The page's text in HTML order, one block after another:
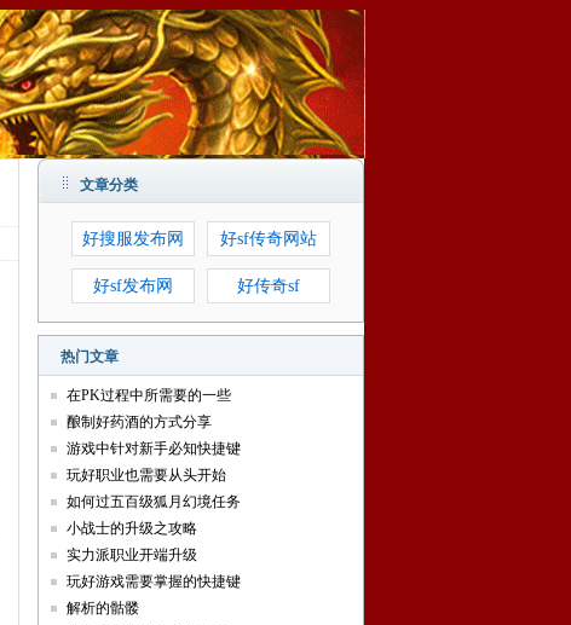
文章分类
好搜服发布网 好sf传奇网站
好sf发布网 好传奇sf
热门文章
在PK过程中所需要的一些
酿制好药酒的方式分享
游戏中针对新手必知快捷键
玩好职业也需要从头开始
如何过五百级狐月幻境任务
小战士的升级之攻略
实力派职业开端升级
玩好游戏需要掌握的快捷键
解析的骷髅